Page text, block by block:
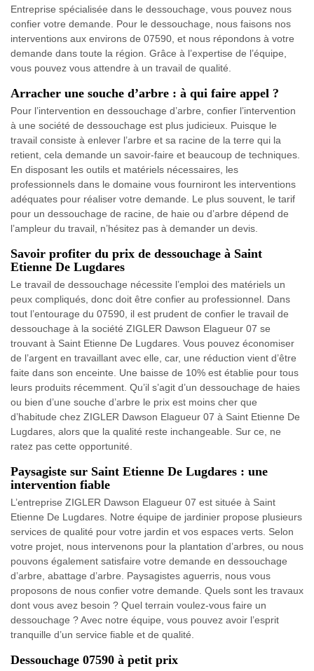
Entreprise spécialisée dans le dessouchage, vous pouvez nous
confier votre demande. Pour le dessouchage, nous faisons nos
interventions aux environs de 07590, et nous répondons à votre
demande dans toute la région. Grâce à l’expertise de l’équipe,
vous pouvez vous attendre à un travail de qualité.
Arracher une souche d’arbre : à qui faire appel ?
Pour l’intervention en dessouchage d’arbre, confier l’intervention
à une société de dessouchage est plus judicieux. Puisque le
travail consiste à enlever l’arbre et sa racine de la terre qui la
retient, cela demande un savoir-faire et beaucoup de techniques.
En disposant les outils et matériels nécessaires, les
professionnels dans le domaine vous fourniront les interventions
adéquates pour réaliser votre demande. Le plus souvent, le tarif
pour un dessouchage de racine, de haie ou d’arbre dépend de
l’ampleur du travail, n’hésitez pas à demander un devis.
Savoir profiter du prix de dessouchage à Saint
Etienne De Lugdares
Le travail de dessouchage nécessite l’emploi des matériels un
peux compliqués, donc doit être confier au professionnel. Dans
tout l’entourage du 07590, il est prudent de confier le travail de
dessouchage à la société ZIGLER Dawson Elagueur 07 se
trouvant à Saint Etienne De Lugdares. Vous pouvez économiser
de l’argent en travaillant avec elle, car, une réduction vient d’être
faite dans son enceinte. Une baisse de 10% est établie pour tous
leurs produits récemment. Qu’il s’agit d’un dessouchage de haies
ou bien d’une souche d’arbre le prix est moins cher que
d’habitude chez ZIGLER Dawson Elagueur 07 à Saint Etienne De
Lugdares, alors que la qualité reste inchangeable. Sur ce, ne
ratez pas cette opportunité.
Paysagiste sur Saint Etienne De Lugdares : une
intervention fiable
L’entreprise ZIGLER Dawson Elagueur 07 est située à Saint
Etienne De Lugdares. Notre équipe de jardinier propose plusieurs
services de qualité pour votre jardin et vos espaces verts. Selon
votre projet, nous intervenons pour la plantation d’arbres, ou nous
pouvons également satisfaire votre demande en dessouchage
d’arbre, abattage d’arbre. Paysagistes aguerris, nous vous
proposons de nous confier votre demande. Quels sont les travaux
dont vous avez besoin ? Quel terrain voulez-vous faire un
dessouchage ? Avec notre équipe, vous pouvez avoir l’esprit
tranquille d’un service fiable et de qualité.
Dessouchage 07590 à petit prix